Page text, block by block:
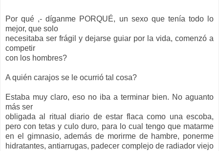
Por qué ,- díganme PORQUÉ, un sexo que tenía todo lo
mejor, que solo
necesitaba ser frágil y dejarse guiar por la vida, comenzó a
competir
con los hombres?
A quién carajos se le ocurrió tal cosa?
Estaba muy claro, eso no iba a terminar bien. No aguanto
más ser
obligada al ritual diario de estar flaca como una escoba,
pero con tetas y culo duro, para lo cual tengo que matarme
en el gimnasio, además de morirme de hambre, ponerme
hidratantes, antiarrugas, padecer complejo de radiador viejo